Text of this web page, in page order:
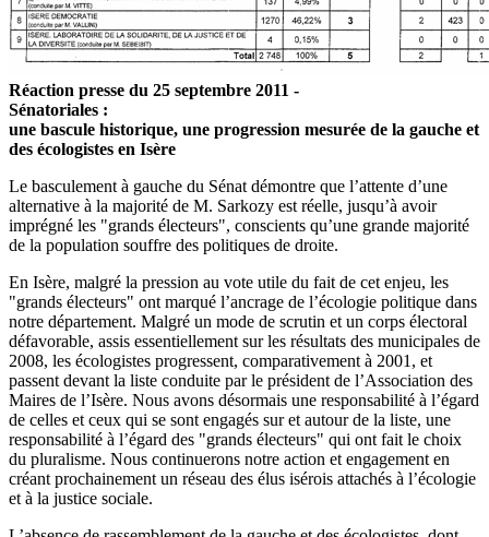
Réaction presse du 25 septembre 2011 -
Sénatoriales :
une bascule historique, une progression mesurée de la gauche et
des écologistes en Isère
Le basculement à gauche du Sénat démontre que l’attente d’une
alternative à la majorité de M. Sarkozy est réelle, jusqu’à avoir
imprégné les "grands électeurs", conscients qu’une grande majorité
de la population souffre des politiques de droite.
En Isère, malgré la pression au vote utile du fait de cet enjeu, les
"grands électeurs" ont marqué l’ancrage de l’écologie politique dans
notre département. Malgré un mode de scrutin et un corps électoral
défavorable, assis essentiellement sur les résultats des municipales de
2008, les écologistes progressent, comparativement à 2001, et
passent devant la liste conduite par le président de l’Association des
Maires de l’Isère. Nous avons désormais une responsabilité à l’égard
de celles et ceux qui se sont engagés sur et autour de la liste, une
responsabilité à l’égard des "grands électeurs" qui ont fait le choix
du pluralisme. Nous continuerons notre action et engagement en
créant prochainement un réseau des élus isérois attachés à l’écologie
et à la justice sociale.